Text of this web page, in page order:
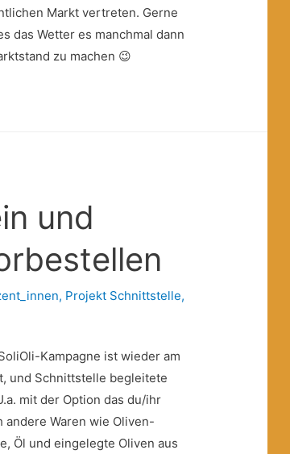
Markt vertreten. Gerne
das Wetter es manchmal dann
zu machen 😉
und
, Projekt Schnittstelle,
Kampagne ist wieder am
und Schnittstelle begleitete
mit der Option das du/ihr
andere Waren wie Oliven-
Öl und eingelegte Oliven aus